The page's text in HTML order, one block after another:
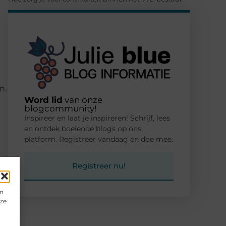
Word lid van onze
blogcommunity!
Inspireer en laat je inspireren! Schrijf, lees
en ontdek boeiende blogs op ons
platform. Registreer vandaag en doe mee.
Registreer nu!